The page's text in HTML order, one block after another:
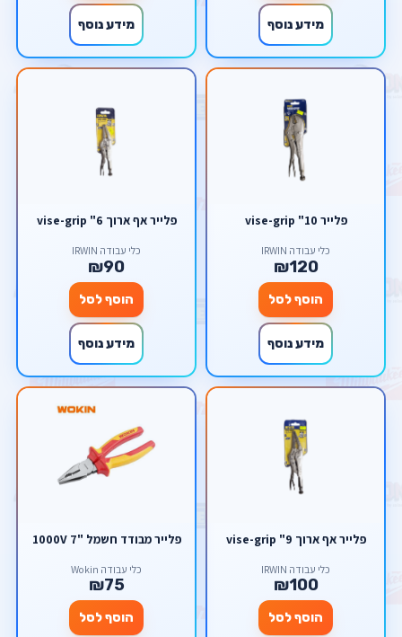
מידע נוסף מידע נוסף
פלייר 10" vise-grip
כלי עבודה IRWIN
₪120
הוסף לסל
מידע נוסף
פלייר אף ארוך 6" vise-grip
כלי עבודה IRWIN
₪90
הוסף לסל
מידע נוסף
פלייר אף ארוך 9" vise-grip
כלי עבודה IRWIN
₪100
הוסף לסל
פלייר מבודד חשמל "7 1000V
כלי עבודה Wokin
₪75
הוסף לסל